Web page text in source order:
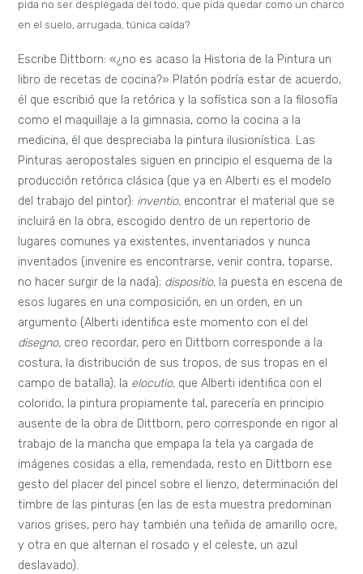
pida no ser desplegada del todo, que pida quedar como un charco
en el suelo, arrugada, túnica caída?
Escribe Dittborn: «¿no es acaso la Historia de la Pintura un
libro de recetas de cocina?» Platón podría estar de acuerdo,
él que escribió que la retórica y la sofística son a la filosofía
como el maquillaje a la gimnasia, como la cocina a la
medicina, él que despreciaba la pintura ilusionística. Las
Pinturas aeropostales siguen en principio el esquema de la
producción retórica clásica (que ya en Alberti es el modelo
del trabajo del pintor): inventio, encontrar el material que se
incluirá en la obra, escogido dentro de un repertorio de
lugares comunes ya existentes, inventariados y nunca
inventados (invenire es encontrarse, venir contra, toparse,
no hacer surgir de la nada); dispositio, la puesta en escena de
esos lugares en una composición, en un orden, en un
argumento (Alberti identifica este momento con el del
disegno, creo recordar, pero en Dittborn corresponde a la
costura, la distribución de sus tropos, de sus tropas en el
campo de batalla); la elocutio, que Alberti identifica con el
colorido, la pintura propiamente tal, parecería en principio
ausente de la obra de Dittborn, pero corresponde en rigor al
trabajo de la mancha que empapa la tela ya cargada de
imágenes cosidas a ella, remendada, resto en Dittborn ese
gesto del placer del pincel sobre el lienzo, determinación del
timbre de las pinturas (en las de esta muestra predominan
varios grises, pero hay también una teñida de amarillo ocre,
y otra en que alternan el rosado y el celeste, un azul
deslavado).